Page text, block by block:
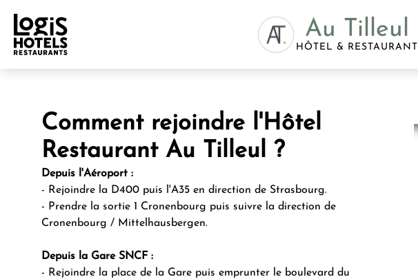
Au Tilleul
HÔTEL & RESTAURANT
Comment rejoindre l'Hôtel
Restaurant Au Tilleul ?
Depuis l'Aéroport :
- Rejoindre la D400 puis l'A35 en direction de Strasbourg.
- Prendre la sortie 1 Cronenbourg puis suivre la direction de
Cronenbourg / Mittelhausbergen.
Depuis la Gare SNCF :
- Rejoindre la place de la Gare puis emprunter le boulevard du